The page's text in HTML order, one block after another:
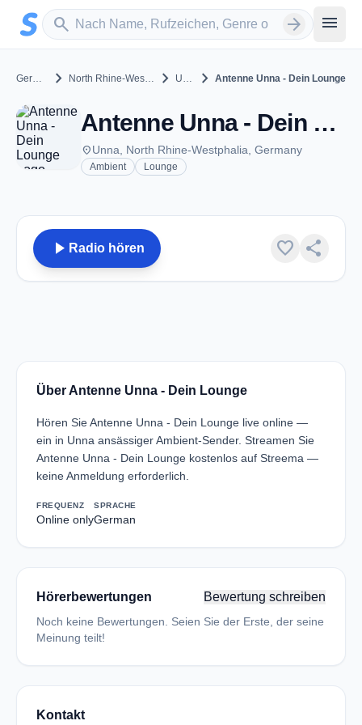
Zum Hauptinhalt springen
search
Sender suchen arrow_forward menu
Germany chevron_right North Rhine-Westphalia chevron_right Unna chevron_right Antenne Unna - Dein Lounge
Antenne Unna - Dein Lounge - Unna
placeUnna, North Rhine-Westphalia, Germany
Ambient Lounge
play_arrow Radio hören favorite share
Über Antenne Unna - Dein Lounge
Hören Sie Antenne Unna - Dein Lounge live online —
ein in Unna ansässiger Ambient-Sender. Streamen Sie
Antenne Unna - Dein Lounge kostenlos auf Streema —
keine Anmeldung erforderlich.
FREQUENZ
Online only
SPRACHE
German
Hörerbewertungen Bewertung schreiben
Noch keine Bewertungen. Seien Sie der Erste, der seine
Meinung teilt!
Kontakt